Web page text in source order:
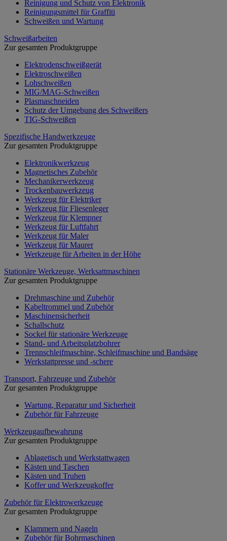
Reinigung und Schutz von Elektronik
Reinigungsmittel für Graffiti
Schweißen und Wartung
Schweißarbeiten
Zur gesamten Produktgruppe
Elektrodenschweißgerät
Elektroschweißen
Lohschweißen
MIG/MAG-Schweißen
Plasmaschneiden
Schutz der Umgebung des Schweißers
TIG-Schweißen
Spezifische Handwerkzeuge
Zur gesamten Produktgruppe
Elektronikwerkzeug
Magnetisches Zubehör
Mechanikerwerkzeug
Trockenbauwerkzeug
Werkzeug für Elektriker
Werkzeug für Fliesenleger
Werkzeug für Klempner
Werkzeug für Luftfahrt
Werkzeug für Maler
Werkzeug für Maurer
Werkzeuge für Arbeiten in der Höhe
Stationäre Werkzeuge, Werksattmaschinen
Zur gesamten Produktgruppe
Drehmaschine und Zubehör
Kabeltrommel und Zubehör
Maschinensicherheit
Schallschutz
Sockel für stationäre Werkzeuge
Stand- und Arbeitsplatzbohrer
Trennschleifmaschine, Schleifmaschine und Bandsäge
Werkstattpresse und -schere
Transport, Fahrzeuge und Zubehör
Zur gesamten Produktgruppe
Wartung, Reparatur und Sicherheit
Zubehör für Fahrzeuge
Werkzeugaufbewahrung
Zur gesamten Produktgruppe
Ablagetisch und Werkstattwagen
Kästen und Taschen
Kästen und Truhen
Koffer und Werkzeugkoffer
Zubehör für Elektrowerkzeuge
Zur gesamten Produktgruppe
Klammern und Nageln
Zubehör für Bohrmaschinen